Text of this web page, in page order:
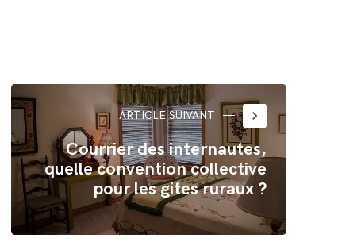
ARTICLE SUIVANT keyboard_arrow_right
Courrier des internautes,
quelle convention collective
pour les gites ruraux ?